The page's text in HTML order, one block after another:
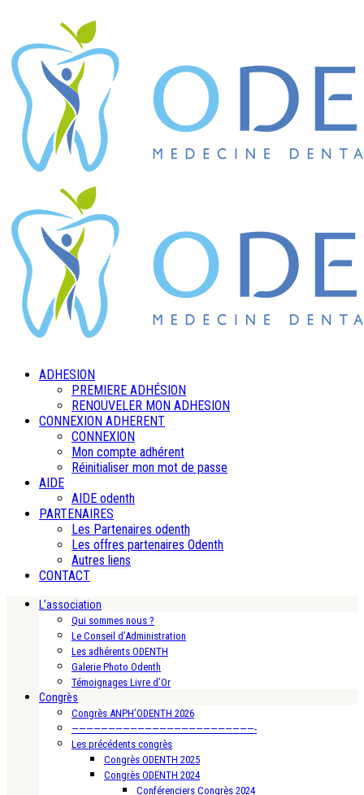
ADHESION
PREMIERE ADHÉSION
RENOUVELER MON ADHESION
CONNEXION ADHERENT
CONNEXION
Mon compte adhérent
Réinitialiser mon mot de passe
AIDE
AIDE odenth
PARTENAIRES
Les Partenaires odenth
Les offres partenaires Odenth
Autres liens
CONTACT
L’association
Qui sommes nous ?
Le Conseil d’Administration
Les adhérents ODENTH
Galerie Photo Odenth
Témoignages Livre d’Or
Congrès
Congrès ANPH’ODENTH 2026
—————————————————————————-
Les précédents congrès
Congrès ODENTH 2025
Congrès ODENTH 2024
Conférenciers Congrès 2024